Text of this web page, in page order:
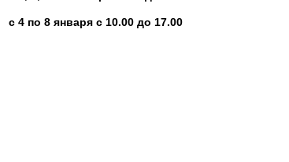
с 4 по 8 января с 10.00 до 17.00